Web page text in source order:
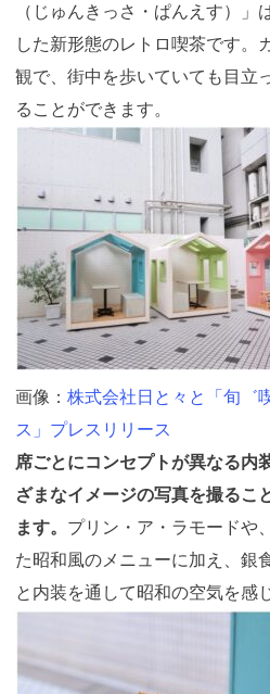
（じゅんきっさ・ぱんえす）
した新形態のレトロ喫茶です。
観で、街中を歩いていても目立
ることができます。
画像： 株式会社日と々と「旬゛
ス」プレスリリース
席ごとにコンセプトが異なる内
ざまなイメージの写真を撮るこ
ます。 プリン・ア・ラモードや
た昭和風のメニューに加え、銀
と内装を通して昭和の空気を感